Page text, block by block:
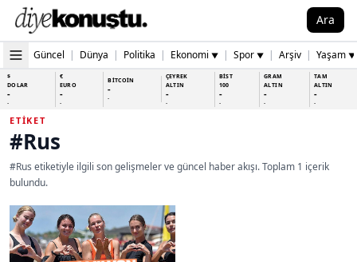
Ara
Güncel | Dünya | Politika | Ekonomi ▼ | Spor ▼ | Arşiv | Yaşam ▼
$
DOLAR
-
-
€
EURO
-
-
BİTCOİN
-
-
ÇEYREK
ALTIN
-
-
BİST
100
-
-
GRAM
ALTIN
-
-
TAM
ALTIN
-
-
ETIKET
#Rus
#Rus etiketiyle ilgili son gelişmeler ve güncel haber akışı. Toplam 1 içerik
bulundu.